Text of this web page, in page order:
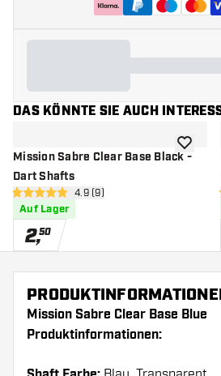
DAS KÖNNTE SIE AUCH
Mission Sabre Clear Base Black -
Dart Shafts
Bewertungsbereich öffnen
4.9 Bewertungssterne
4.9 (9)
Auf Lager
2,50
Zur
Mission Sabre Clear Base Blue
Produktinformationen: